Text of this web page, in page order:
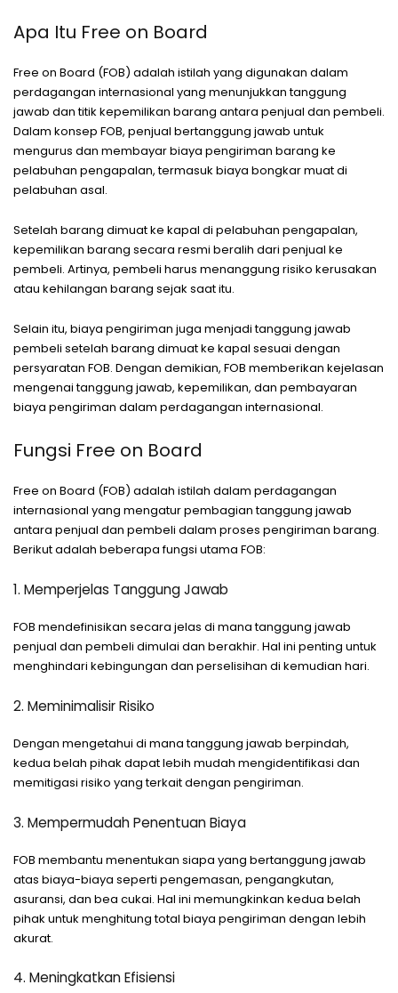
Apa Itu Free on Board
Free on Board (FOB) adalah istilah yang digunakan dalam
perdagangan internasional yang menunjukkan tanggung
jawab dan titik kepemilikan barang antara penjual dan pembeli.
Dalam konsep FOB, penjual bertanggung jawab untuk
mengurus dan membayar biaya pengiriman barang ke
pelabuhan pengapalan, termasuk biaya bongkar muat di
pelabuhan asal.
Setelah barang dimuat ke kapal di pelabuhan pengapalan,
kepemilikan barang secara resmi beralih dari penjual ke
pembeli. Artinya, pembeli harus menanggung risiko kerusakan
atau kehilangan barang sejak saat itu.
Selain itu, biaya pengiriman juga menjadi tanggung jawab
pembeli setelah barang dimuat ke kapal sesuai dengan
persyaratan FOB. Dengan demikian, FOB memberikan kejelasan
mengenai tanggung jawab, kepemilikan, dan pembayaran
biaya pengiriman dalam perdagangan internasional.
Fungsi Free on Board
Free on Board (FOB) adalah istilah dalam perdagangan
internasional yang mengatur pembagian tanggung jawab
antara penjual dan pembeli dalam proses pengiriman barang.
Berikut adalah beberapa fungsi utama FOB:
1. Memperjelas Tanggung Jawab
FOB mendefinisikan secara jelas di mana tanggung jawab
penjual dan pembeli dimulai dan berakhir. Hal ini penting untuk
menghindari kebingungan dan perselisihan di kemudian hari.
2. Meminimalisir Risiko
Dengan mengetahui di mana tanggung jawab berpindah,
kedua belah pihak dapat lebih mudah mengidentifikasi dan
memitigasi risiko yang terkait dengan pengiriman.
3. Mempermudah Penentuan Biaya
FOB membantu menentukan siapa yang bertanggung jawab
atas biaya-biaya seperti pengemasan, pengangkutan,
asuransi, dan bea cukai. Hal ini memungkinkan kedua belah
pihak untuk menghitung total biaya pengiriman dengan lebih
akurat.
4. Meningkatkan Efisiensi